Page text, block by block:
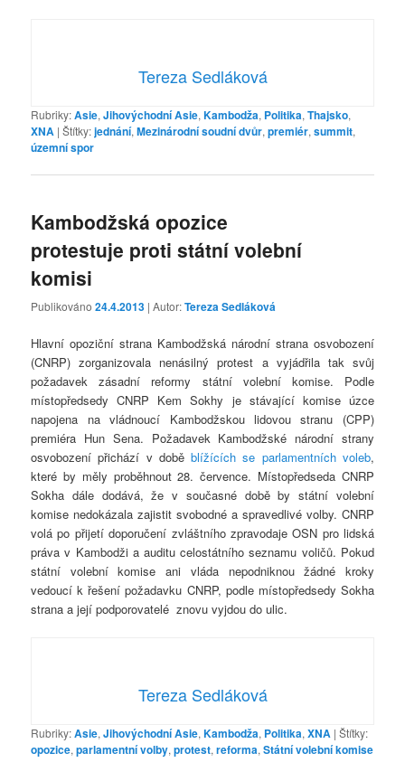
Tereza Sedláková
Rubriky:Asie,Jihovýchodní Asie,Kambodža, Politika,Thajsko,
XNA |Štítky:jednání,Mezinárodní soudní dvůr,premiér,summit,
územní spor
Kambodžská opozice
protestuje proti státní volební
komisi
Publikováno24.4.2013 | Autor:Tereza Sedláková
Hlavní opoziční strana Kambodžská národní strana osvobození
(CNRP) zorganizovala nenásilný protest a vyjádřila tak svůj
požadavek zásadní reformy státní volební komise. Podle
místopředsedy CNRP Kem Sokhy je stávající komise úzce
napojena na vládnoucí Kambodžskou lidovou stranu (CPP)
premiéra Hun Sena. Požadavek Kambodžské národní strany
osvobození přichází v doběblížících se parlamentních voleb,
které by měly proběhnout 28. července. Místopředseda CNRP
Sokha dále dodává, že v současné době by státní volební
komise nedokázala zajistit svobodné a spravedlivé volby. CNRP
volá po přijetí doporučení zvláštního zpravodaje OSN pro lidská
práva v Kambodži a auditu celostátního seznamu voličů. Pokud
státní volební komise ani vláda nepodniknou žádné kroky
vedoucí k řešení požadavku CNRP, podle místopředsedy Sokha
strana a její podporovatelé znovu vyjdou do ulic.
Tereza Sedláková
Rubriky:Asie,Jihovýchodní Asie,Kambodža, Politika,XNA |Štítky:
opozice,parlamentní volby,protest,reforma,Státní volební komise